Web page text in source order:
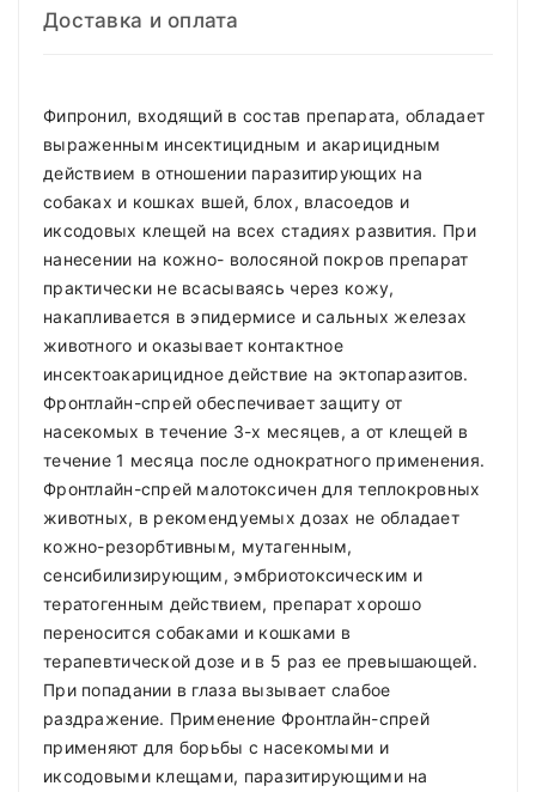
Доставка и оплата
Фипронил, входящий в состав препарата, обладает
выраженным инсектицидным и акарицидным
действием в отношении паразитирующих на
собаках и кошках вшей, блох, власоедов и
иксодовых клещей на всех стадиях развития. При
нанесении на кожно- волосяной покров препарат
практически не всасываясь через кожу,
накапливается в эпидермисе и сальных железах
животного и оказывает контактное
инсектоакарицидное действие на эктопаразитов.
Фронтлайн-спрей обеспечивает защиту от
насекомых в течение 3-х месяцев, а от клещей в
течение 1 месяца после однократного применения.
Фронтлайн-спрей малотоксичен для теплокровных
животных, в рекомендуемых дозах не обладает
кожно-резорбтивным, мутагенным,
сенсибилизирующим, эмбриотоксическим и
тератогенным действием, препарат хорошо
переносится собаками и кошками в
терапевтической дозе и в 5 раз ее превышающей.
При попадании в глаза вызывает слабое
раздражение. Применение Фронтлайн-спрей
применяют для борьбы с насекомыми и
иксодовыми клещами, паразитирующими на